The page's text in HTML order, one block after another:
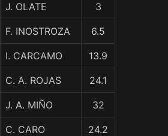
J. OLATE 3
F. INOSTROZA 6.5
I. CARCAMO 13.9
C. A. ROJAS 24.1
J. A. MIÑO 32
C. CARO 24.2